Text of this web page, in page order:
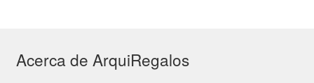
Acerca de ArquiRegalos